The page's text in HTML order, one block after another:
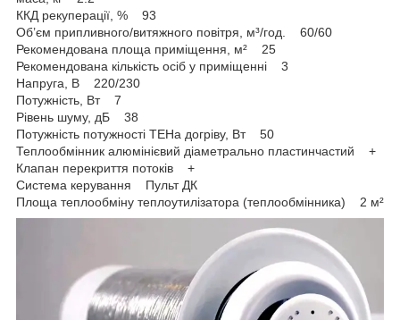
ККД рекуперації, % 93
Об’єм припливного/витяжного повітря, м³/год. 60/60
Рекомендована площа приміщення, м² 25
Рекомендована кількість осіб у приміщенні 3
Напруга, В 220/230
Потужність, Вт 7
Рівень шуму, дБ 38
Потужність потужності ТЕНа догріву, Вт 50
Теплообмінник алюмінієвий діаметрально пластинчастий +
Клапан перекриття потоків +
Система керування Пульт ДК
Площа теплообміну теплоутилізатора (теплообмінника) 2 м²